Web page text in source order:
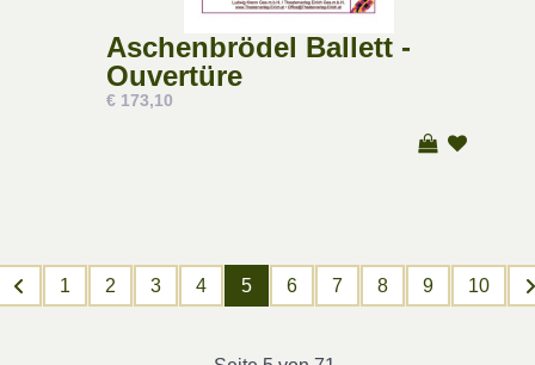
Aschenbrödel Ballett -
Ouvertüre
€ 173,10
1 2 3 4 5 6 7 8 9 10